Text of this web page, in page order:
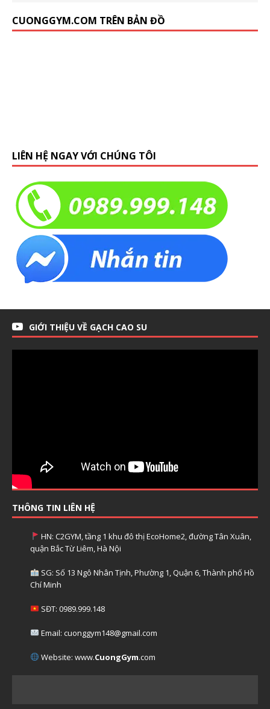
CUONGGYM.COM TRÊN BẢN ĐỒ
LIÊN HỆ NGAY VỚI CHÚNG TÔI
GIỚI THIỆU VỀ GẠCH CAO SU
THÔNG TIN LIÊN HỆ
HN: C2GYM, tầng 1 khu đô thị EcoHome2, đường Tân Xuân,
quận Bắc Từ Liêm, Hà Nội
SG: Số 13 Ngô Nhân Tịnh, Phường 1, Quận 6, Thành phố Hồ
Chí Minh
SĐT: 0989.999.148
Email: cuonggym148@gmail.com
Website: www.CuongGym.com